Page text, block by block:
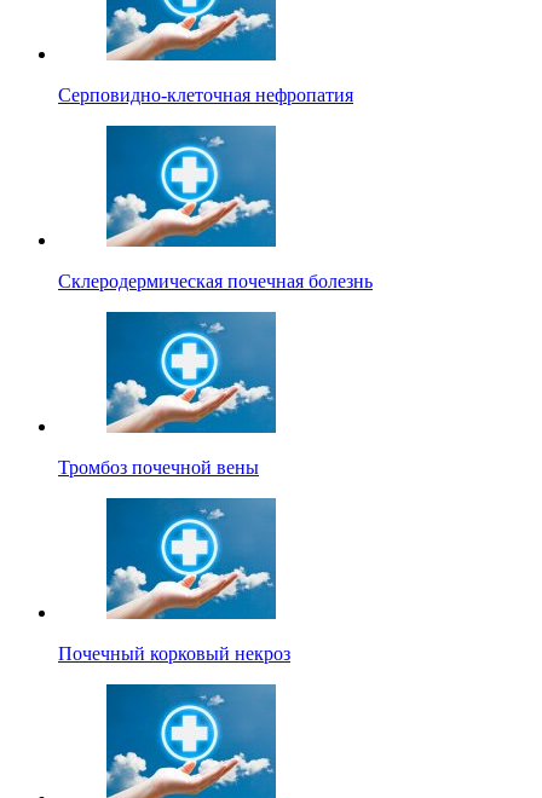
Серповидно-клеточная нефропатия
Склеродермическая почечная болезнь
Тромбоз почечной вены
Почечный корковый некроз